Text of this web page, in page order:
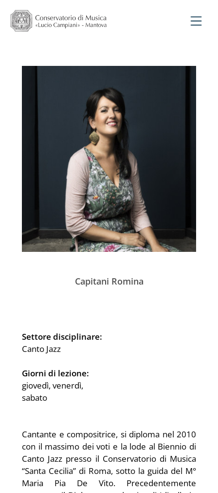
Capitani Romina
Settore disciplinare:
Canto Jazz
Giorni di lezione:
giovedì, venerdì,
sabato
Cantante e compositrice, si diploma nel 2010
con il massimo dei voti e la lode al Biennio di
Canto Jazz presso il Conservatorio di Musica
“Santa Cecilia” di Roma, sotto la guida del M°
Maria Pia De Vito. Precedentemente